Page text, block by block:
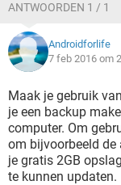
ANTWOORDEN 1 / 1
Androidforlife
7 feb 2016 om
Maak je gebruik
je een backup
computer. Om
om bijvoorbeeld de
je gratis 2GB
te kunnen updaten.